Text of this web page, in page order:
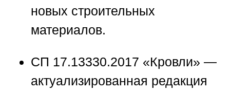
новых строительных
материалов.
СП 17.13330.2017 «Кровли» —
актуализированная редакция